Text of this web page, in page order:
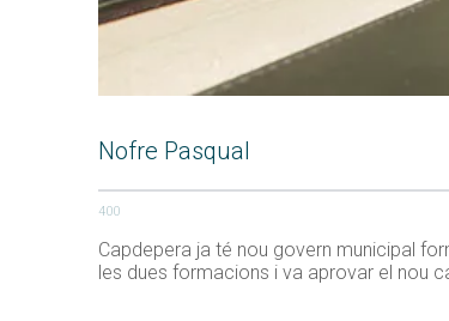
Nofre Pasqual
400
Capdepera ja té nou govern municipal
les dues formacions i va aprovar el nou